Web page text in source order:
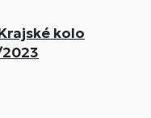
kolo